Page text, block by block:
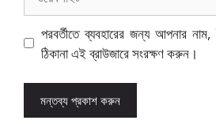
পরবর্তীতে ব্যবহারের জন্য আপনার
ঠিকানা এই ব্রাউজারে সংরক্ষণ করুন।